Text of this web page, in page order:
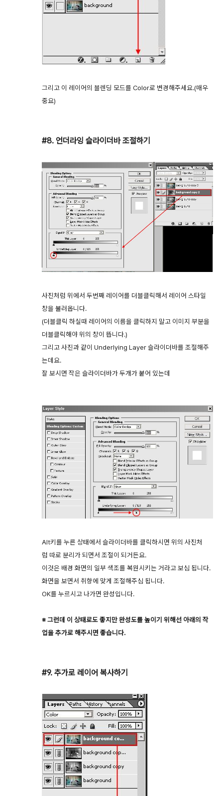
그리고 이 레이어의 블렌딩 모드를 Color로 변경해주세요.(매우
중요)
#8. 언더라잉 슬라이더바 조절하기
사진처럼 위에서 두번째 레이어를 더블클릭해서 레이어 스타일
창을 불러옵니다.
(더블클릭 하실때 레이어의 이름을 클릭하지 말고 이미지 부분을
더블클릭해야 위의 창이 뜹니다.)
그리고 사진과 같이 Underlying Layer 슬라이더바를 조절해주
는데요.
잘 보시면 작은 슬라이더바가 두개가 붙어 있는데
Alt키를 누른 상태에서 슬라이더바를 클릭하시면 위의 사진처
럼 따로 분리가 되면서 조절이 되거든요.
이것은 배경 화면의 일부 색조를 복원시키는 거라고 보심 됩니다.
화면을 보면서 취향에 맞게 조절해주심 됩니다.
OK를 누르시고 나가면 완성입니다.
※ 그런데 이 상태로도 좋지만 완성도를 높이기 위해선 아래의 작
업을 추가로 해주시면 좋습니다.
#9. 추가로 레이어 복사하기